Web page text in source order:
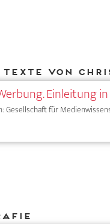
von
Einleitung
Gesellschaft für